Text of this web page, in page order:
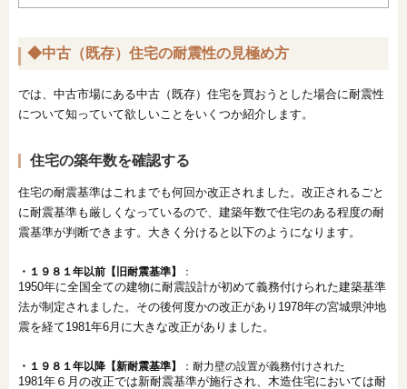
◆中古（既存）住宅の耐震性の見極め方
では、中古市場にある中古（既存）住宅を買おうとした場合に耐震性
について知っていて欲しいことをいくつか紹介します。
住宅の築年数を確認する
住宅の耐震基準はこれまでも何回か改正されました。改正されるごと
に耐震基準も厳しくなっているので、建築年数で住宅のある程度の耐
震基準が判断できます。大きく分けると以下のようになります。
・１９８１年以前【旧耐震基準】 ：
1950年に全国全ての建物に耐震設計が初めて義務付けられた建築基準
法が制定されました。その後何度かの改正があり1978年の宮城県沖地
震を経て1981年6月に大きな改正がありました。
・１９８１年以降【新耐震基準】 ：耐力壁の設置が義務付けされた
1981年６月の改正では新耐震基準が施行され、木造住宅においては耐